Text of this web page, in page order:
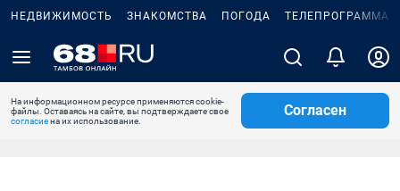
НЕДВИЖИМОСТЬ ЗНАКОМСТВА ПОГОДА ТЕЛЕПРОГРАММА
На информационном ресурсе применяются cookie-
файлы. Оставаясь на сайте, вы подтверждаете свое
согласиена их использование.
Согласен